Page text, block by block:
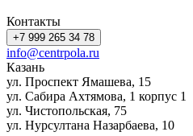
Контакты
+7 999 265 34 78
info@centrpola.ru
Казань
ул. Проспект Ямашева, 15
ул. Сабира Ахтямова, 1 корпус 1
ул. Чистопольская, 75
ул. Нурсултана Назарбаева, 10